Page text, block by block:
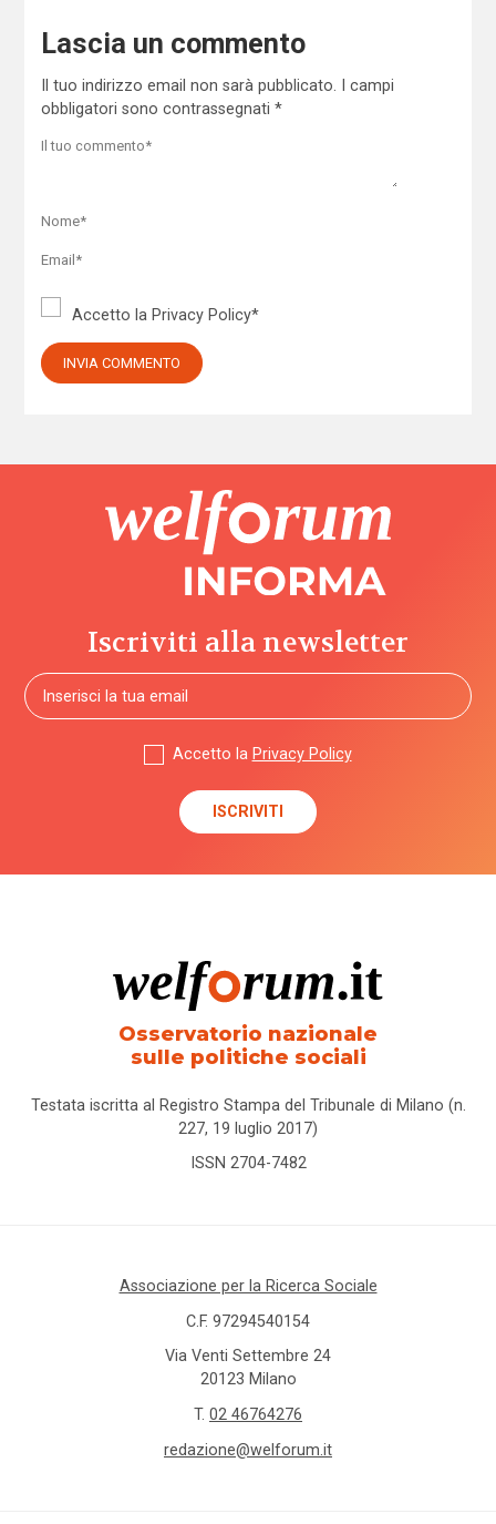
Lascia un commento
Il tuo indirizzo email non sarà pubblicato.
I campi
obbligatori sono contrassegnati *
Accetto la Privacy Policy*
Iscriviti alla newsletter
Accetto la Privacy Policy
Osservatorio nazionale
sulle politiche sociali
Testata iscritta al Registro Stampa del Tribunale di Milano (n.
227, 19 luglio 2017)
ISSN 2704-7482
Associazione per la Ricerca Sociale
C.F. 97294540154
Via Venti Settembre 24
20123 Milano
T. 02 46764276
redazione@welforum.it